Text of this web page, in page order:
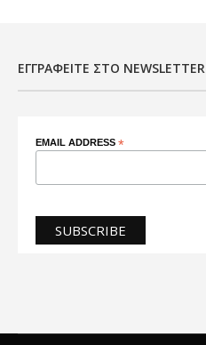
ΕΓΓΡΑΦΕΊΤΕ ΣΤΟ NEWSLETTER
EMAIL ADDRESS *